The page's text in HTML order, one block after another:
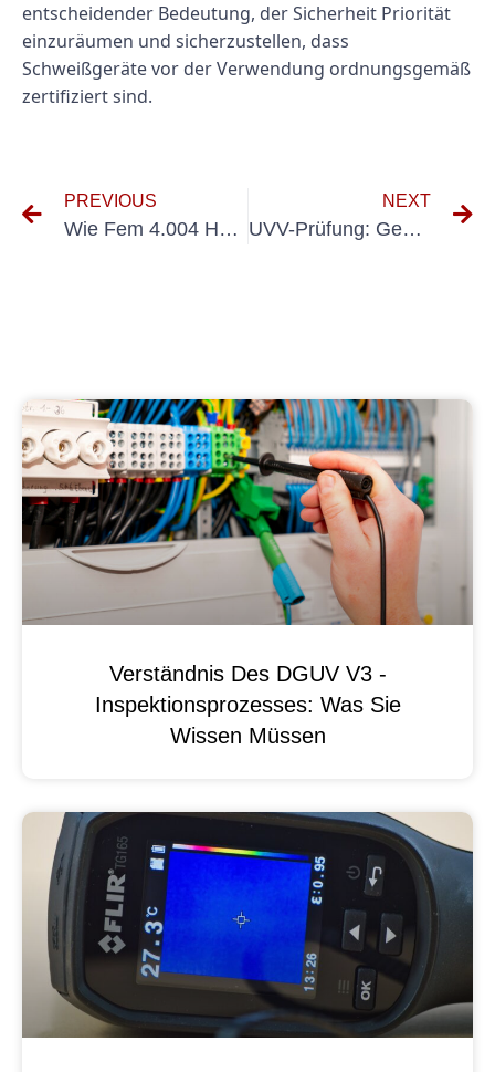
entscheidender Bedeutung, der Sicherheit Priorität
einzuräumen und sicherzustellen, dass
Schweißgeräte vor der Verwendung ordnungsgemäß
zertifiziert sind.
PREVIOUS
Wie Fem 4.004 Hubwagen die Sicherheit und Produktivität am Arbeitsplatz verbessern kann
NEXT
UVV-Prüfung: Gewährleistung der Arbeitssicherheit und Compliance
Verständnis Des DGUV V3 -
Inspektionsprozesses: Was Sie
Wissen Müssen